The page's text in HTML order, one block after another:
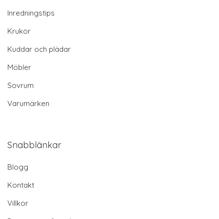
Inredningstips
Krukor
Kuddar och plädar
Möbler
Sovrum
Varumärken
Snabblänkar
Blogg
Kontakt
Villkor